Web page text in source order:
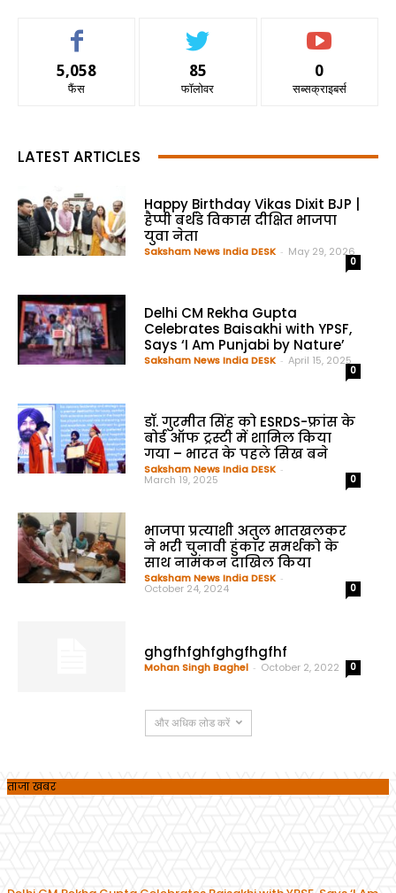
5,058
फैंस
85
फॉलोवर
0
सब्सक्राइबर्स
LATEST ARTICLES
Happy Birthday Vikas Dixit BJP |
हैप्पी बर्थडे विकास दीक्षित भाजपा
युवा नेता
Saksham News India DESK - May 29, 2026
0
Delhi CM Rekha Gupta
Celebrates Baisakhi with YPSF,
Says ‘I Am Punjabi by Nature’
Saksham News India DESK - April 15, 2025
0
डॉ. गुरमीत सिंह को ESRDS-फ्रांस के
बोर्ड ऑफ ट्रस्टी में शामिल किया
गया – भारत के पहले सिख बने
Saksham News India DESK -
March 19, 2025 0
भाजपा प्रत्याशी अतुल भातखलकर
ने भरी चुनावी हुंकार समर्थको के
साथ नामंकन दाखिल किया
Saksham News India DESK -
October 24, 2024 0
ghgfhfghfghgfhgfhf
Mohan Singh Baghel - October 2, 2022 0
और अधिक लोड करें